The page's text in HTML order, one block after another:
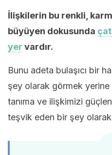
İlişkilerin bu renkli,
büyüyen dokusunda
yer vardır.
Bunu adeta bulaşıcı bir
şey olarak görmek
tanıma ve ilişkimizi
teşvik eden bir şey